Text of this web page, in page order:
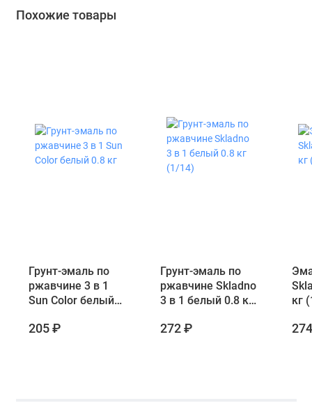
Похожие товары
Грунт-эмаль по
ржавчине 3 в 1
Sun Color белый
205 ₽
Грунт-эмаль по
ржавчине Skladno
3 в 1 белый 0.8 кг
272 ₽
кг